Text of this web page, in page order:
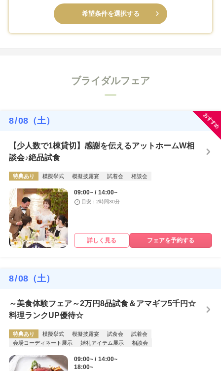
希望条件を選択する
ブライダルフェア
おすすめ
8/08 （土）
【少人数で1棟貸切】感謝を伝えるアットホームW相
談会♪絶品試食
特典あり 模擬挙式 模擬披露宴 試着会 相談会
09:00~ 14:00~
目安：2時間30分
詳しく見る フェアを予約する
8/08 （土）
～美食体験フェア～2万円8品試食＆アマギフ5千円☆
料理ランクUP優待☆
特典あり 模擬挙式 模擬披露宴 試食会
試着会
会場コーディネート展示
婚礼アイテム展示 相談会
09:00~
14:00~
18:00~